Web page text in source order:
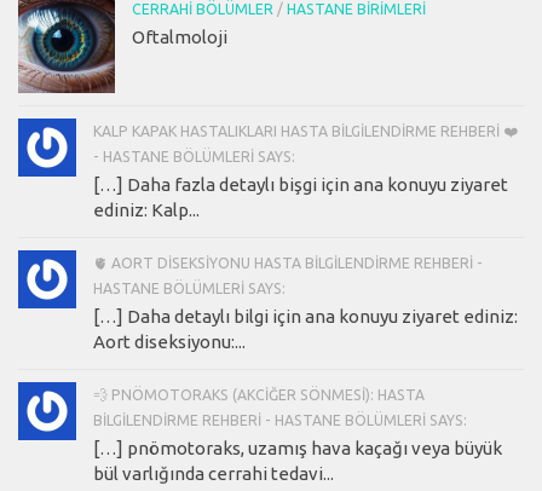
CERRAHI BÖLÜMLER / HASTANE BIRIMLERI
Oftalmoloji
KALP KAPAK HASTALIKLARI HASTA BILGILENDIRME REHBERI ❤️
- HASTANE BÖLÜMLERI SAYS:
[…] Daha fazla detaylı bişgi için ana konuyu ziyaret
ediniz: Kalp...
🫀 AORT DISEKSIYONU HASTA BILGILENDIRME REHBERI -
HASTANE BÖLÜMLERI SAYS:
[…] Daha detaylı bilgi için ana konuyu ziyaret ediniz:
Aort diseksiyonu:...
💨 PNÖMOTORAKS (AKCIĞER SÖNMESI): HASTA
BILGILENDIRME REHBERI - HASTANE BÖLÜMLERI SAYS:
[…] pnömotoraks, uzamış hava kaçağı veya büyük
bül varlığında cerrahi tedavi...